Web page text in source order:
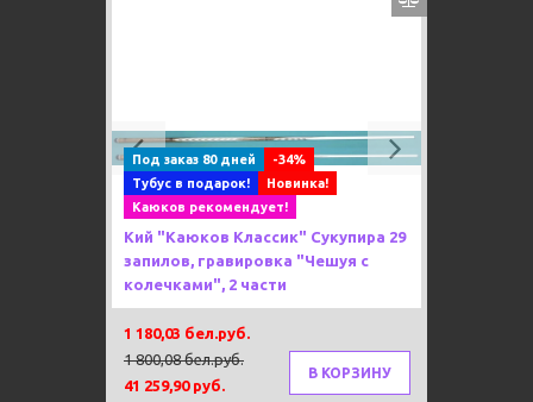
Previous Next
Под заказ 80 дней
-34%
Тубус в подарок!
Новинка!
Каюков рекомендует!
Кий "Каюков Классик" Сукупира 29
запилов, гравировка "Чешуя с
колечками", 2 части
1 180,03 бел.руб.
1 800,08 бел.руб.
41 259,90 руб.
В КОРЗИНУ